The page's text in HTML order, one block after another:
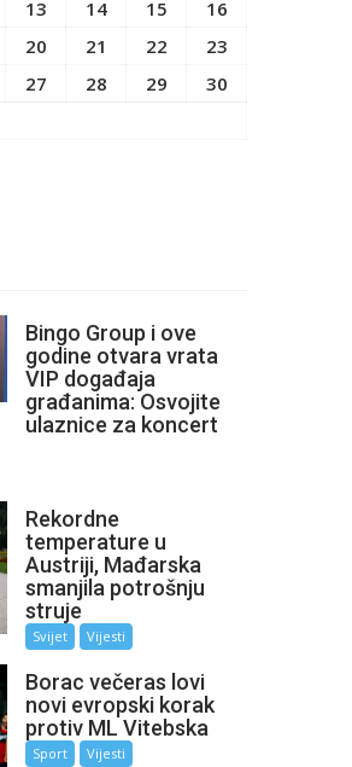
13 14 15
16
20 21 22
23
27 28 29
30
Bingo Group i ove
godine otvara vrata
VIP događaja
građanima: Osvojite
ulaznice za koncert
Rekordne
temperature u
Austriji, Mađarska
smanjila potrošnju
struje
Svijet Vijesti
Borac večeras lovi
novi evropski korak
protiv ML Vitebska
Sport Vijesti